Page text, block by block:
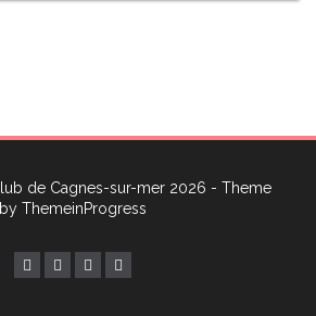
de Cagnes-sur-mer 2026 - Theme
by ThemeinProgress